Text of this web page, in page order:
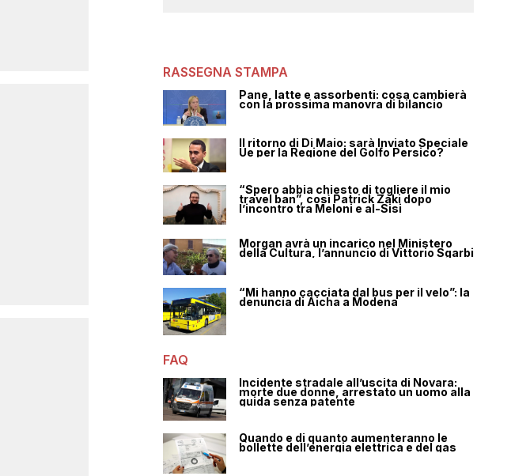
RASSEGNA STAMPA
Pane, latte e assorbenti: cosa cambierà
con la prossima manovra di bilancio
Il ritorno di Di Maio: sarà Inviato Speciale
Ue per la Regione del Golfo Persico?
“Spero abbia chiesto di togliere il mio
travel ban”, così Patrick Zaki dopo
l’incontro tra Meloni e al-Sisi
Morgan avrà un incarico nel Ministero
della Cultura, l’annuncio di Vittorio Sgarbi
“Mi hanno cacciata dal bus per il velo”: la
denuncia di Aicha a Modena
FAQ
Incidente stradale all’uscita di Novara:
morte due donne, arrestato un uomo alla
guida senza patente
Quando e di quanto aumenteranno le
bollette dell’energia elettrica e del gas